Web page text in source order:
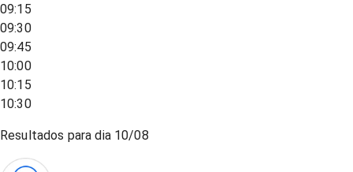
09:15
09:30
09:45
10:00
10:15
10:30
Resultados para dia 10/08